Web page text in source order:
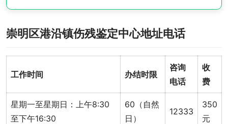
崇明区港沿镇伤残鉴定中心地址电话
工作时间 办结时限
咨询
电话
收
费
星期一至星期日：上午8:30
至下午16:30
60（自然
日）
12333
350
元